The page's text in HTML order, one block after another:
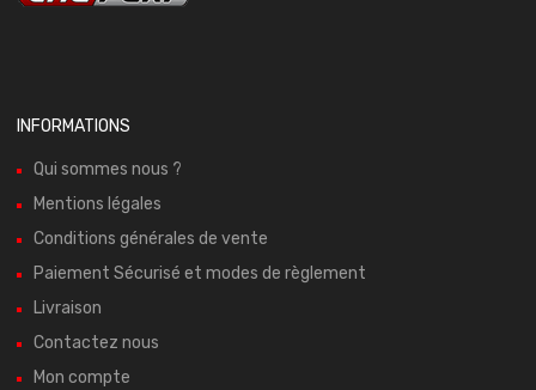
INFORMATIONS
Qui sommes nous ?
Mentions légales
Conditions générales de vente
Paiement Sécurisé et modes de règlement
Livraison
Contactez nous
Mon compte